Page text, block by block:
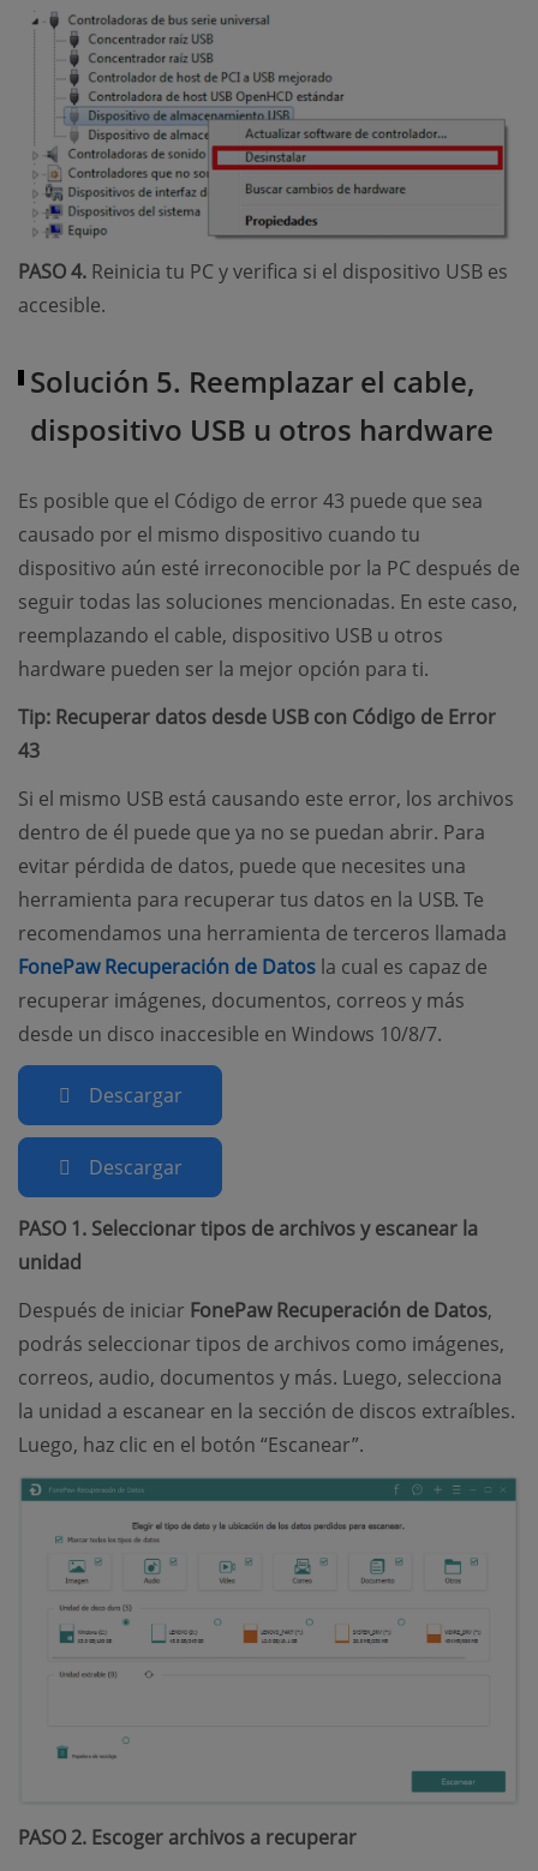
PASO 4. Reinicia tu PC y verifica si el dispositivo USB es
accesible.
Solución 5. Reemplazar el cable,
dispositivo USB u otros hardware
Es posible que el Código de error 43 puede que sea
causado por el mismo dispositivo cuando tu
dispositivo aún esté irreconocible por la PC después de
seguir todas las soluciones mencionadas. En este caso,
reemplazando el cable, dispositivo USB u otros
hardware pueden ser la mejor opción para ti.
Tip: Recuperar datos desde USB con Código de Error
43
Si el mismo USB está causando este error, los archivos
dentro de él puede que ya no se puedan abrir. Para
evitar pérdida de datos, puede que necesites una
herramienta para recuperar tus datos en la USB. Te
recomendamos una herramienta de terceros llamada
FonePaw Recuperación de Datos (opens new window)
la cual es capaz de
recuperar imágenes, documentos, correos y más
desde un disco inaccesible en Windows 10/8/7.
Descargar
Descargar
PASO 1. Seleccionar tipos de archivos y escanear la
unidad
Después de iniciar FonePaw Recuperación de Datos,
podrás seleccionar tipos de archivos como imágenes,
correos, audio, documentos y más. Luego, selecciona
la unidad a escanear en la sección de discos extraíbles.
Luego, haz clic en el botón “Escanear”.
PASO 2. Escoger archivos a recuperar